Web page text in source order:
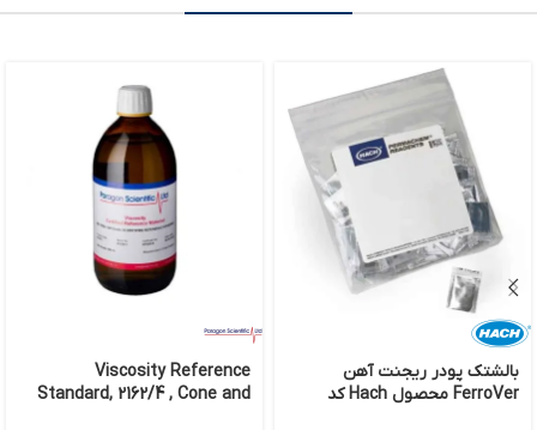
بالشتک پودر ریجنت آهن
FerroVer محصول Hach کد
Viscosity Reference
Standard, 2162/4 , Cone and